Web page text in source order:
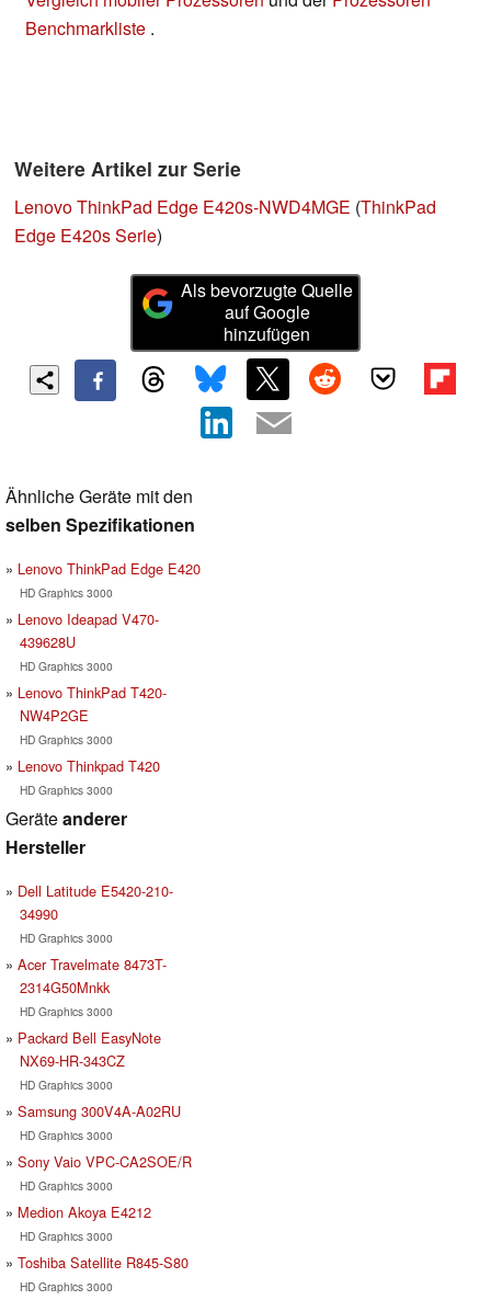
Benchmarkliste .
Weitere Artikel zur Serie
Lenovo ThinkPad Edge E420s-NWD4MGE (ThinkPad
Edge E420s Serie)
Als bevorzugte Quelle
auf Google
hinzufügen
Ähnliche Geräte mit den
selben Spezifikationen
Lenovo ThinkPad Edge E420
HD Graphics 3000
Lenovo Ideapad V470-
439628U
HD Graphics 3000
Lenovo ThinkPad T420-
NW4P2GE
HD Graphics 3000
Lenovo Thinkpad T420
HD Graphics 3000
Geräteanderer
Hersteller
Dell Latitude E5420-210-
34990
HD Graphics 3000
Acer Travelmate 8473T-
2314G50Mnkk
HD Graphics 3000
Packard Bell EasyNote
NX69-HR-343CZ
HD Graphics 3000
Samsung 300V4A-A02RU
HD Graphics 3000
Sony Vaio VPC-CA2SOE/R
HD Graphics 3000
Medion Akoya E4212
HD Graphics 3000
Toshiba Satellite R845-S80
HD Graphics 3000